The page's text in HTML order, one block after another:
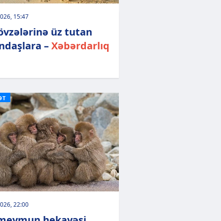
15:47
üz tutan
–Xəbərdarlıq
22:00